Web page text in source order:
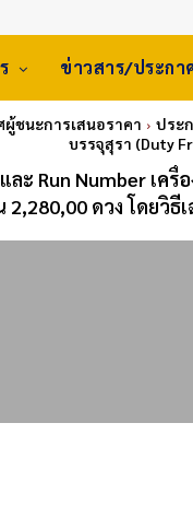
ข่าวสาร/ประกา
ผู้ชนะการเสนอราคา
ประ
บรรจุสุรา (Duty
ละ Run Number เค
ดวง โดยวิธีเ